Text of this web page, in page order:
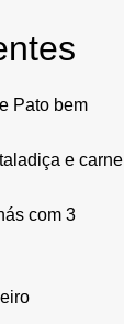
Pato bem
e carne
com 3